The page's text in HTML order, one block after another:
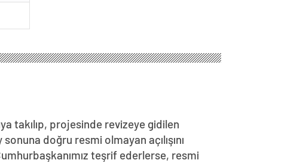
takılıp, projesinde revizeye gidilen
doğru resmi olmayan açılışını
teşrif ederlerse, resmi